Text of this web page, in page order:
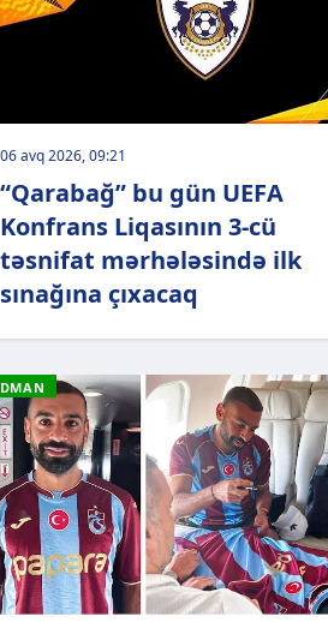
06 avq 2026, 09:21
“Qarabağ” bu gün UEFA
Konfrans Liqasının 3-cü
təsnifat mərhələsində ilk
sınağına çıxacaq